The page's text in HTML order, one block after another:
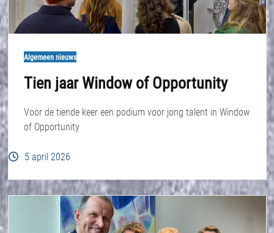
Algemeen nieuws
Tien jaar Window of Opportunity
Voor de tiende keer een podium voor jong talent in Window
of Opportunity
5 april 2026